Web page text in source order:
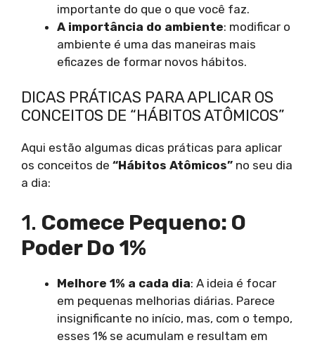
importante do que o que você faz.
A importância do ambiente: modificar o
ambiente é uma das maneiras mais
eficazes de formar novos hábitos.
DICAS PRÁTICAS PARA APLICAR OS
CONCEITOS DE “HÁBITOS ATÔMICOS”
Aqui estão algumas dicas práticas para aplicar
os conceitos de “Hábitos Atômicos” no seu dia
a dia:
1. Comece Pequeno: O
Poder Do 1%
Melhore 1% a cada dia: A ideia é focar
em pequenas melhorias diárias. Parece
insignificante no início, mas, com o tempo,
esses 1% se acumulam e resultam em